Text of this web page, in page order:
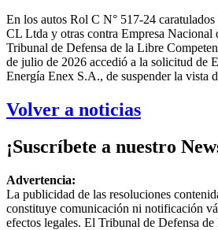
En los autos Rol C N° 517-24
CL Ltda y otras contra Empresa Nacional
Tribunal de Defensa de la Libre
de julio de 2026 accedió a la solicitud de
Energía Enex S.A., de suspender la vista
Volver a noticias
¡Suscríbete a nuestro
Advertencia:
La publicidad de las resoluciones
constituye comunicación ni notificación
efectos legales. El Tribunal de Defensa